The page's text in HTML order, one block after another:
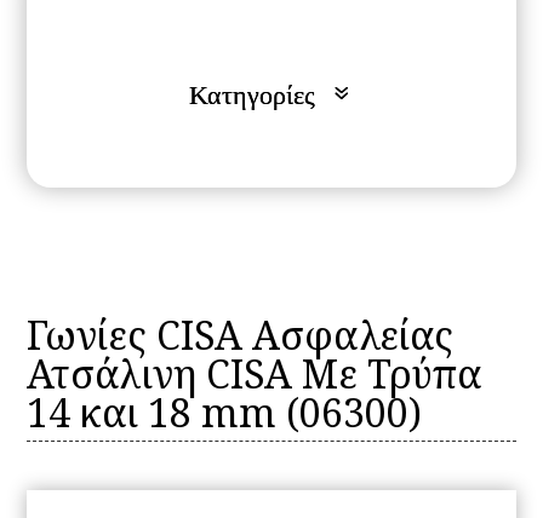
Γωνίες CISA Ασφαλείας
Ατσάλινη CISA Με Τρύπα
14 και 18 mm (06300)